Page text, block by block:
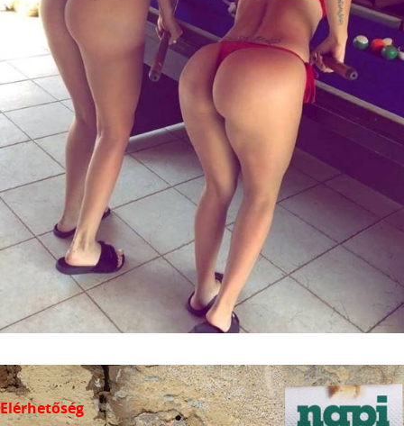
Elérhetőség